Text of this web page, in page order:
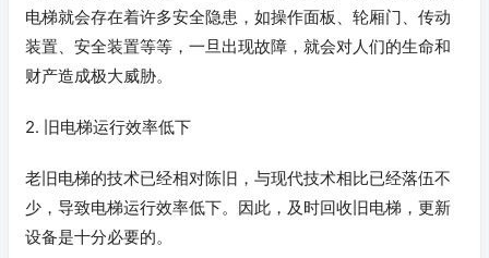
电梯就会存在着许多安全隐患，如操作面板、轮厢门、传动
装置、安全装置等等，一旦出现故障，就会对人们的生命和
财产造成极大威胁。
2. 旧电梯运行效率低下
老旧电梯的技术已经相对陈旧，与现代技术相比已经落伍不
少，导致电梯运行效率低下。因此，及时回收旧电梯，更新
设备是十分必要的。